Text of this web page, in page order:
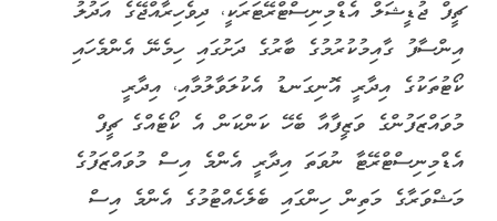
ޗީފް ޖުޑީޝަލް އެޑްމިނިސްޓްރޭޓަރަކީ، ދިވެހިރާއްޖޭގެ އަދުލު
އިންސާފު ގާއިމުކުރުމުގެ ބާރުގެ ދަށުގައި ހިމެނޭ އެންމެހައި
ކޯޓުތަކުގެ އިދާރީ އޮނިގަނޑު އެކުލަވާލުމާއި، އިދާރީ
މުވައްޒަފުންގެ ވަޒީފާއާ ބެހޭ ކަންކަން އެ ކޯޓެއްގެ ޗީފް
އެޑްމިނިސްޓްރޭޓާ ނުވަތަ އިދާރީ އެންމެ އިސް މުވައްޒަފުގެ
މަޝްވަރާގެ މަތިން ހިންގައި ބެލެހެއްޓުމުގެ އެންމެ އިސް